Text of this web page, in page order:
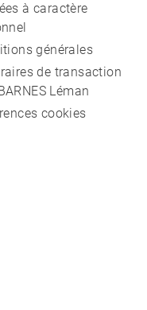
à caractère
générales
de transaction
Léman
cookies